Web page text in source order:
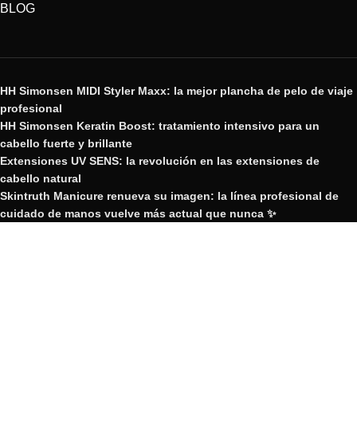
BLOG
HH Simonsen MIDI Styler Maxx: la mejor plancha de pelo de viaje
profesional
HH Simonsen Keratin Boost: tratamiento intensivo para un
cabello fuerte y brillante
Extensiones UV SENS: la revolución en las extensiones de
cabello natural
Skintruth Manicure renueva su imagen: la línea profesional de
cuidado de manos vuelve más actual que nunca ✨